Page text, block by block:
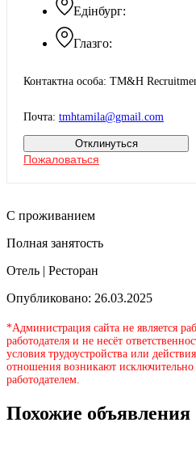
Едінбург:
Глазго:
Контактна особа: TM&H
Почта: tmhtamila@gmail.com
Отклинуться
Пожаловаться
С проживанием
Полная занятость
Отель | Ресторан
Опубликовано: 26.03.2025
*Администрация сайта не является
работодателя и не несёт
условия трудоустройства или
отношения возникают
работодателем.
Похожие объявления